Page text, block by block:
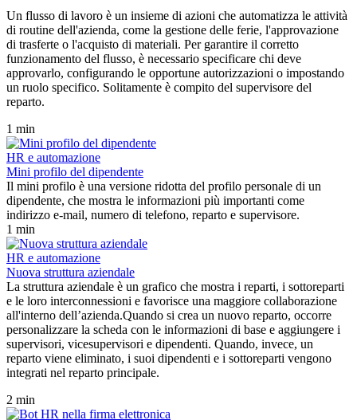
Un flusso di lavoro è un insieme di azioni che automatizza le attività
di routine dell'azienda, come la gestione delle ferie, l'approvazione
di trasferte o l'acquisto di materiali. Per garantire il corretto
funzionamento del flusso, è necessario specificare chi deve
approvarlo, configurando le opportune autorizzazioni o impostando
un ruolo specifico. Solitamente è compito del supervisore del
reparto.
1 min
HR e automazione
Mini profilo del dipendente
Il mini profilo è una versione ridotta del profilo personale di un
dipendente, che mostra le informazioni più importanti come
indirizzo e-mail, numero di telefono, reparto e supervisore.
1 min
HR e automazione
Nuova struttura aziendale
La struttura aziendale è un grafico che mostra i reparti, i sottoreparti
e le loro interconnessioni e favorisce una maggiore collaborazione
all'interno dell’azienda.Quando si crea un nuovo reparto, occorre
personalizzare la scheda con le informazioni di base e aggiungere i
supervisori, vicesupervisori e dipendenti. Quando, invece, un
reparto viene eliminato, i suoi dipendenti e i sottoreparti vengono
integrati nel reparto principale.
2 min